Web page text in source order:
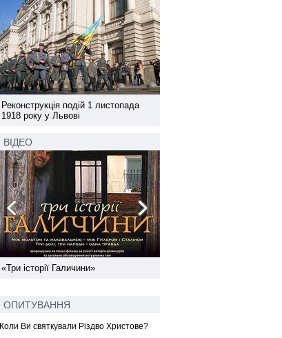
Реконструкція подій 1 листопада
1918 року у Львові
ВІДЕО
«Три історії Галичини»
ОПИТУВАННЯ
Коли Ви святкували Різдво Христове?